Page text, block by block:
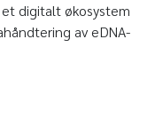
digitalt økosystem
av eDNA-